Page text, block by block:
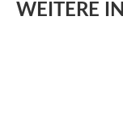
WEITERE